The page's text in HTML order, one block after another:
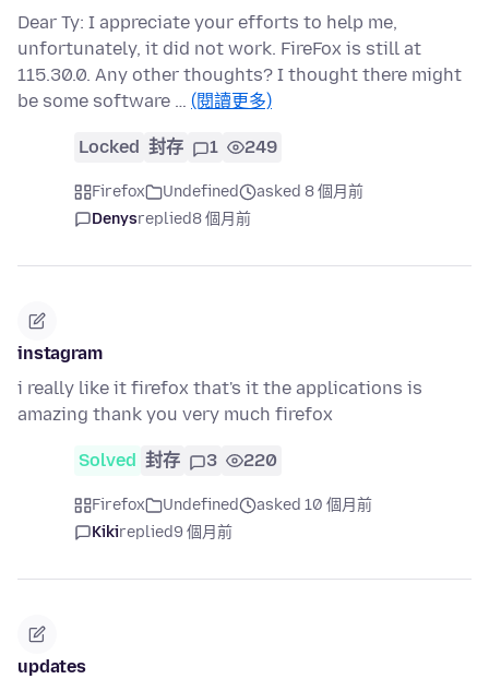
Dear Ty: I appreciate your efforts to help me,
unfortunately, it did not work. FireFox is still at
115.30.0. Any other thoughts? I thought there might
be some software … (閱讀更多)
Locked 封存 1 249
Firefox Undefined
asked 8 個月前
Denysreplied8 個月前
instagram
i really like it firefox that's it the applications is
amazing thank you very much firefox
Solved 封存 3 220
Firefox Undefined
asked 10 個月前
Kikireplied9 個月前
updates